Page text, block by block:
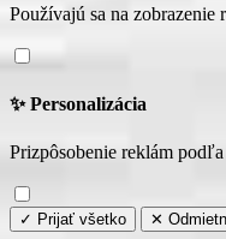
Používajú sa na zobrazenie
✨ Personalizácia
Prizpôsobenie reklám
✓ Prijať všetko ✕